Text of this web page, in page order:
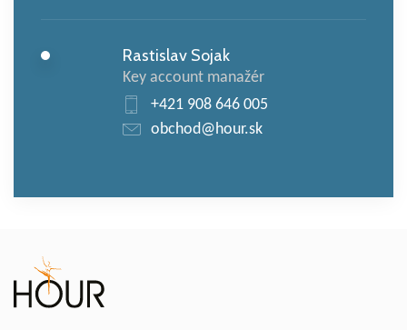
Rastislav Sojak
Key account manažér
+421 908 646 005
obchod@hour.sk